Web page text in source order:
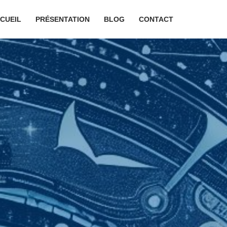
PRÉSENTATION BLOG CONTACT